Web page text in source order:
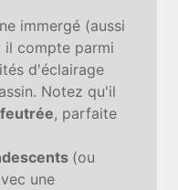
immergé (aussi
il compte parmi
d'éclairage
Notez qu'il
, parfaite
(ou
une